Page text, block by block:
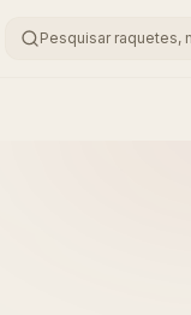
Pesquisar raquetes,